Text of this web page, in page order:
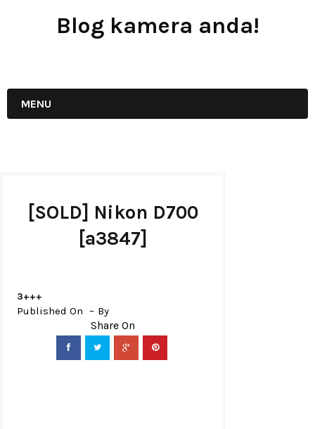
Blog kamera anda!
MENU
[SOLD] Nikon D700
[a3847]
3+++
Published On By